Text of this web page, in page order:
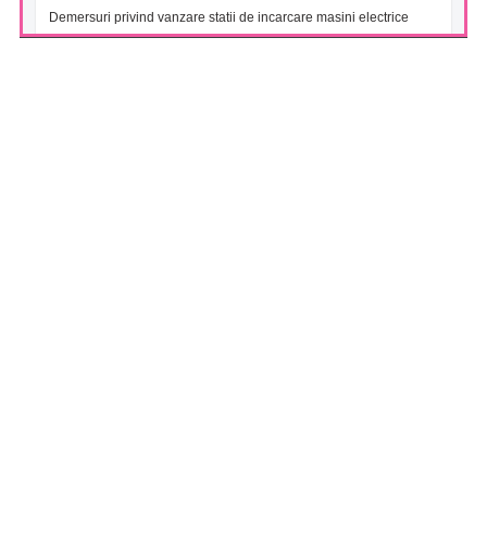
Demersuri privind vanzare statii de incarcare masini electrice